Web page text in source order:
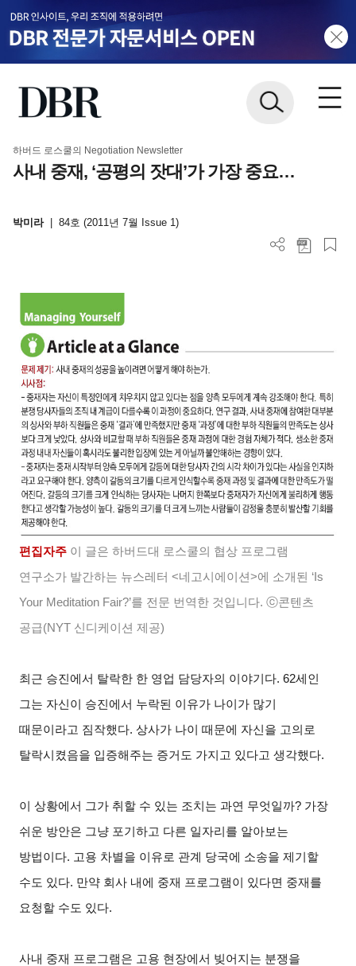
하버드 로스쿨의 Negotiation Newsletter
사내 중재, ‘공평의 잣대’가 가장 중요…
박미라 84호 (2011년 7월 Issue 1)
편집자주 이 글은 하버드대 로스쿨의 협상 프로그램
연구소가 발간하는 뉴스레터 <네고시에이션>에 소개된 ‘Is
Your Meditation Fair?’를 전문 번역한 것입니다. ⓒ콘텐츠
공급(NYT 신디케이션 제공)
최근 승진에서 탈락한 한 영업 담당자의 이야기다. 62세인
그는 자신이 승진에서 누락된 이유가 나이가 많기
때문이라고 짐작했다. 상사가 나이 때문에 자신을 고의로
탈락시켰음을 입증해주는 증거도 가지고 있다고 생각했다.
이 상황에서 그가 취할 수 있는 조치는 과연 무엇일까? 가장
쉬운 방안은 그냥 포기하고 다른 일자리를 알아보는
방법이다. 고용 차별을 이유로 관계 당국에 소송을 제기할
수도 있다. 만약 회사 내에 중재 프로그램이 있다면 중재를
요청할 수도 있다.
사내 중재 프로그램은 고용 현장에서 빚어지는 분쟁을